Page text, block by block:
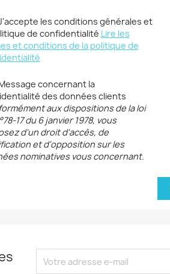
les conditions générales et
de confidentialité Lire les
et conditions de la politique de
concernant la
des données clients
aux dispositions de la loi
17 du 6 janvier 1978, vous
d'un droit d'accès, de
et d'opposition sur les
nominatives vous concernant.